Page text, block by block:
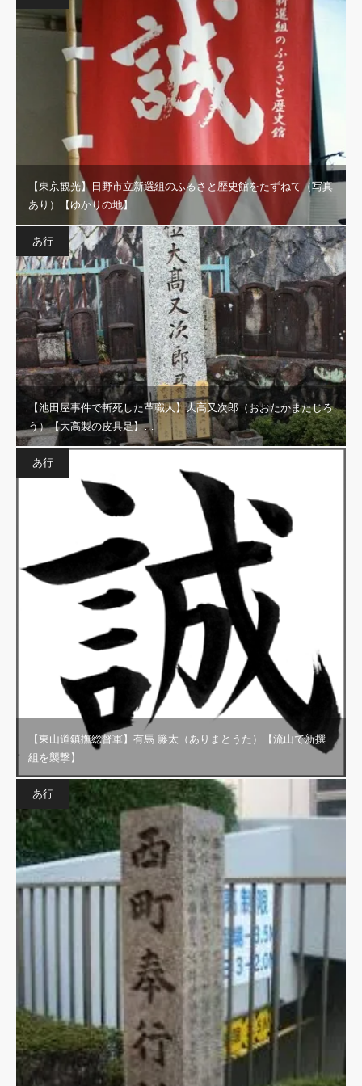
【東京観光】日野市立新選組のふるさと歴史館をたずねて（写真
あり）【ゆかりの地】
あ行
【池田屋事件で斬死した革職人】大高又次郎（おおたかまたじろ
う）【大高製の皮具足】…
あ行
【東山道鎮撫総督軍】有馬 籐太（ありまとうた）【流山で新撰
組を襲撃】
あ行